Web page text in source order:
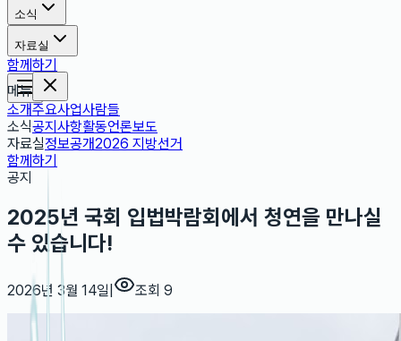
소식
자료실
함께하기
메뉴
소개주요사업사람들
소식공지사항활동언론보도
자료실정보공개2026 지방선거
함께하기
공지
2025년 국회 입법박람회에서 청연을 만나실
수 있습니다!
2026년 3월 14일 조회 9